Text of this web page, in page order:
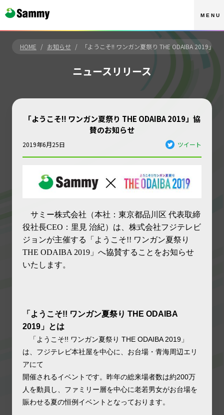
MENU
HOME お知らせ 「ようこそ!! ワンガン夏祭り THE ODAIBA 2019」協
ニュースリリース
「ようこそ!! ワンガン夏祭り THE ODAIBA 2019」協
賛のお知らせ
2019年6月25日 ツイート
サミー株式会社（本社：東京都品川 区代表取締
役社長CEO ： 里見 治紀）は 、株式会社フジテレビ
ジョンが主催する
「 ようこそ!! ワンガン夏祭り
THE ODAIBA 2019 」へ協賛することをお知らせ
いたします。
「 ようこそ!! ワンガン夏祭りTHE ODAIBA
2019 」 とは
「ようこそ!! ワンガン夏祭りTHE ODAIBA 2019 」
は、フジテレビ本社屋を中心に、お台場・青海周辺エリ
アにて
開催されるイベントです。昨年の総来場者数は約200万
人を動員し 、ファミリー層を中心に老若男女がお台場を
賑わせる夏の恒例イベントとなっております。